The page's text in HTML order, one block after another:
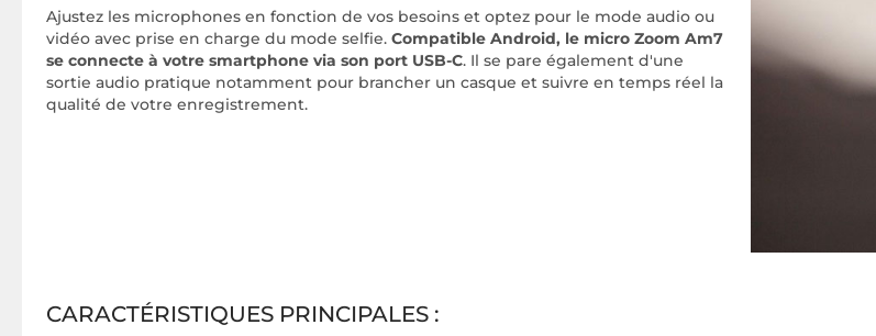
Ajustez les microphones en fonction de vos besoins et optez pour le mode audio ou
vidéo avec prise en charge du mode selfie. Compatible Android, le micro Zoom Am7
se connecte à votre smartphone via son port USB-C. Il se pare également d'une
sortie audio pratique notamment pour brancher un casque et suivre en temps réel la
qualité de votre enregistrement.
CARACTÉRISTIQUES PRINCIPALES :